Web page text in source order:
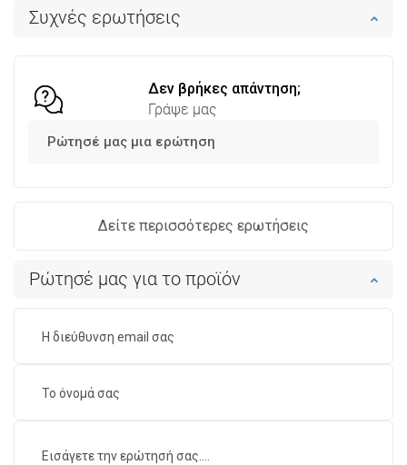
Συχνές ερωτήσεις
Δεν βρήκες απάντηση;
Γράψε μας
Ρώτησέ μας μια ερώτηση
Δείτε περισσότερες ερωτήσεις
Ρώτησέ μας για το προϊόν